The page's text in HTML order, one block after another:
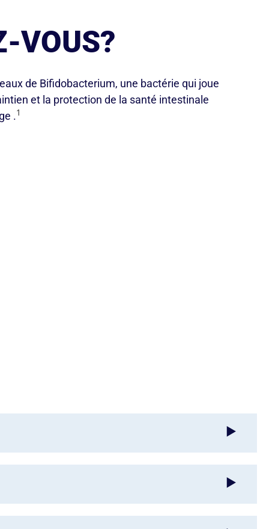
VOUS?
de Bifidobacterium, une bactérie qui joue
et la protection de la santé intestinale
.1